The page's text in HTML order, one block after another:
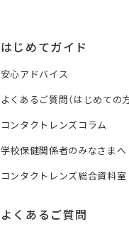
はじめてガイド
安心アドバイス
よくあるご質問（はじめての方
コンタクトレンズコラム
学校保健関係者のみなさまへ
コンタクトレンズ総合資料室
よくあるご質問